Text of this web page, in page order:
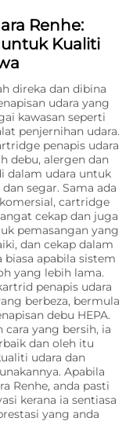
Renhe:
Kualiti
direka dan dibina
udara yang
kawasan seperti
penjernihan udara.
penapis udara
debu, alergen dan
dalam udara untuk
segar. Sama ada
cartridge
cekap dan juga
pemasangan yang
dan cekap dalam
biasa apabila sistem
yang lebih lama.
penapis udara
berbeza, bermula
debu HEPA.
yang bersih, ia
dan oleh itu
udara dan
Apabila
Renhe, anda pasti
kerana ia sentiasa
yang anda